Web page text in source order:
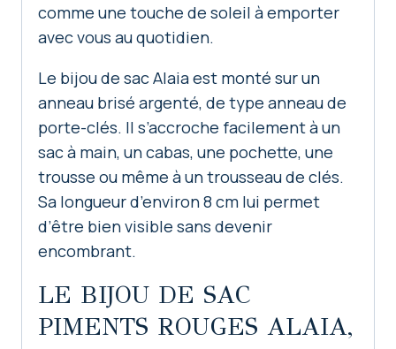
comme une touche de soleil à emporter
avec vous au quotidien.
Le bijou de sac Alaia est monté sur un
anneau brisé argenté, de type anneau de
porte-clés. Il s’accroche facilement à un
sac à main, un cabas, une pochette, une
trousse ou même à un trousseau de clés.
Sa longueur d’environ 8 cm lui permet
d’être bien visible sans devenir
encombrant.
LE BIJOU DE SAC
PIMENTS ROUGES ALAIA,